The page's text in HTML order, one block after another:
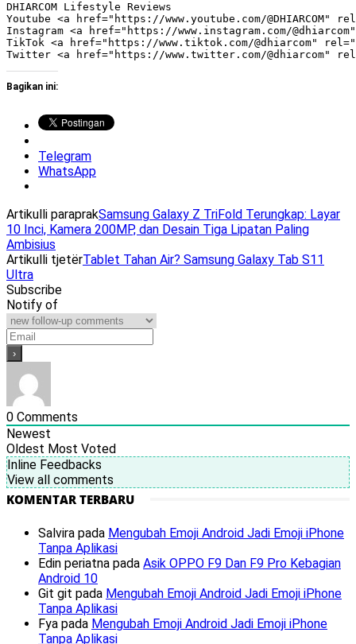
DHIARCOM Lifestyle Reviews
Youtube <a href="https://www.youtube.com/@DHIARCOM"
Instagram <a href="https://www.instagram.com/
TikTok <a href="https://www.tiktok.com/@dhiarcom"
Bagikan ini:
Telegram
WhatsApp
Artikulli paraprakSamsung Galaxy Z TriFold Terungkap: Layar
10 Inci, Kamera 200MP, dan Desain Tiga Lipatan Paling
Ambisius
Artikulli tjetërTablet Tahan Air? Samsung Galaxy Tab S11
Ultra
Subscribe
Notify of
0 Comments
Newest
Oldest Most Voted
Inline Feedbacks
View all comments
KOMENTAR TERBARU
Salvira pada Mengubah Emoji Android Jadi Emoji iPhone
Tanpa Aplikasi
Edin periatna pada Asik OPPO F9 Dan F9 Pro Kebagian
Android 10
Git git pada Mengubah Emoji Android Jadi Emoji iPhone
Tanpa Aplikasi
Fya pada Mengubah Emoji Android Jadi Emoji iPhone
Tanpa Aplikasi